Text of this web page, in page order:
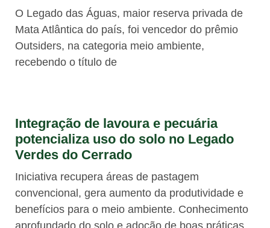
O Legado das Águas, maior reserva privada de
Mata Atlântica do país, foi vencedor do prêmio
Outsiders, na categoria meio ambiente,
recebendo o título de
Integração de lavoura e pecuária
potencializa uso do solo no Legado
Verdes do Cerrado
Iniciativa recupera áreas de pastagem
convencional, gera aumento da produtividade e
benefícios para o meio ambiente. Conhecimento